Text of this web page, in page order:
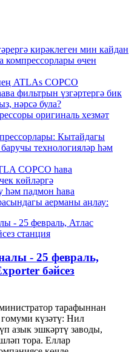
кирәклеген мин кайдан
компрессорлары өчен
ATLAs COPCO
фильтрын үзгәртергә бик
нәрсә була?
оригиналь хезмәт
Кытайдагы
технологияләр һәм
COPCO һава
көйләргә
һәм падмон һава
аерманы аңлау:
- 25 февраль,
бәйсез
тарафыннан
күзәтү: Нил
азык эшкәртү заводы,
тора. Еллар